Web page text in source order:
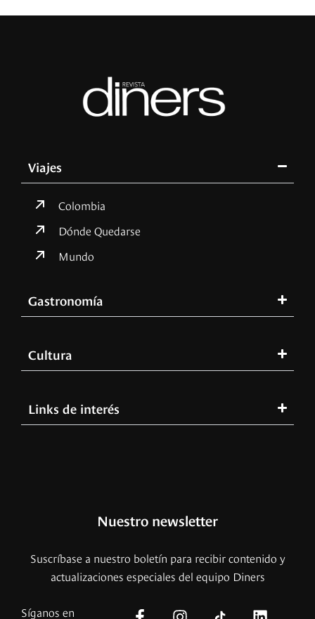
Viajes
Colombia
Dónde Quedarse
Mundo
Gastronomía
Cultura
Links de interés
Nuestro newsletter
Suscríbase a nuestro boletín para recibir contenido y
actualizaciones especiales del equipo Diners
Síganos en